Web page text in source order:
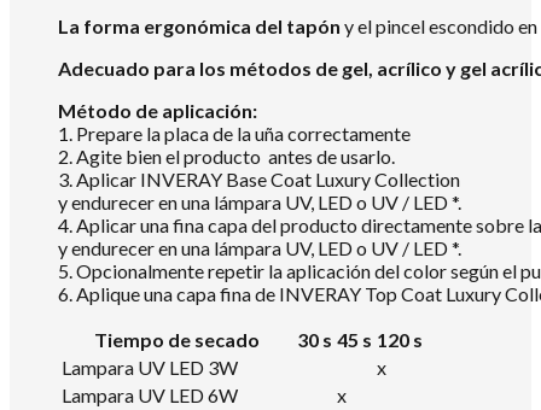
La forma ergonómica del tapón y el pincel escondido
Adecuado para los métodos de gel, acrílico y gel
Método de aplicación:
1. Prepare la placa de la uña correctamente
2. Agite bien el producto antes de usarlo.
3. Aplicar INVERAY Base Coat Luxury Collection
y endurecer en una lámpara UV, LED o UV / LED *.
4. Aplicar una fina capa del producto directamente sobre
y endurecer en una lámpara UV, LED o UV / LED *.
5. Opcionalmente repetir la aplicación del color según el
6. Aplique una capa fina de INVERAY Top Coat Luxury
Tiempo de secado
30 s 45 s 120 s
Lampara UV LED 3W
x
Lampara UV LED 6W
x